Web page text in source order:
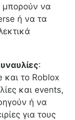
μπορούν να
ή να τα
:
το Roblox
και events,
ή να
για τους